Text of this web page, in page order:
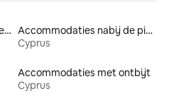
Accommodaties met bubbelbad
Accommodaties nabij de piste
Cyprus
Accommodaties met ontbijt
Cyprus